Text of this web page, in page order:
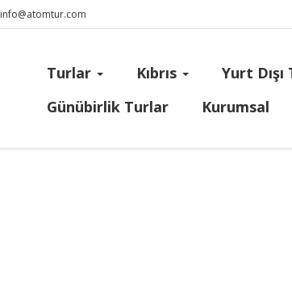
info@atomtur.com
Turlar Kıbrıs
Yurt
Günübirlik Turlar
Kurumsal